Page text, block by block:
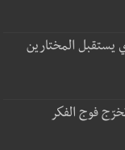
المختارين
فوج الفكر